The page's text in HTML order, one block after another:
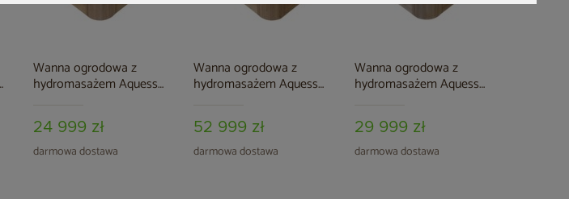
Wanna ogrodowa z
hydromasażem Aquess
24 999 zł
darmowa dostawa
Wanna ogrodowa z
hydromasażem Aquess
Midnight Espresso / OAK
52 999 zł
darmowa dostawa
Wanna ogrodowa z
hydromasażem Aquess
Sterling White / OAK
29 999 zł
darmowa dostawa